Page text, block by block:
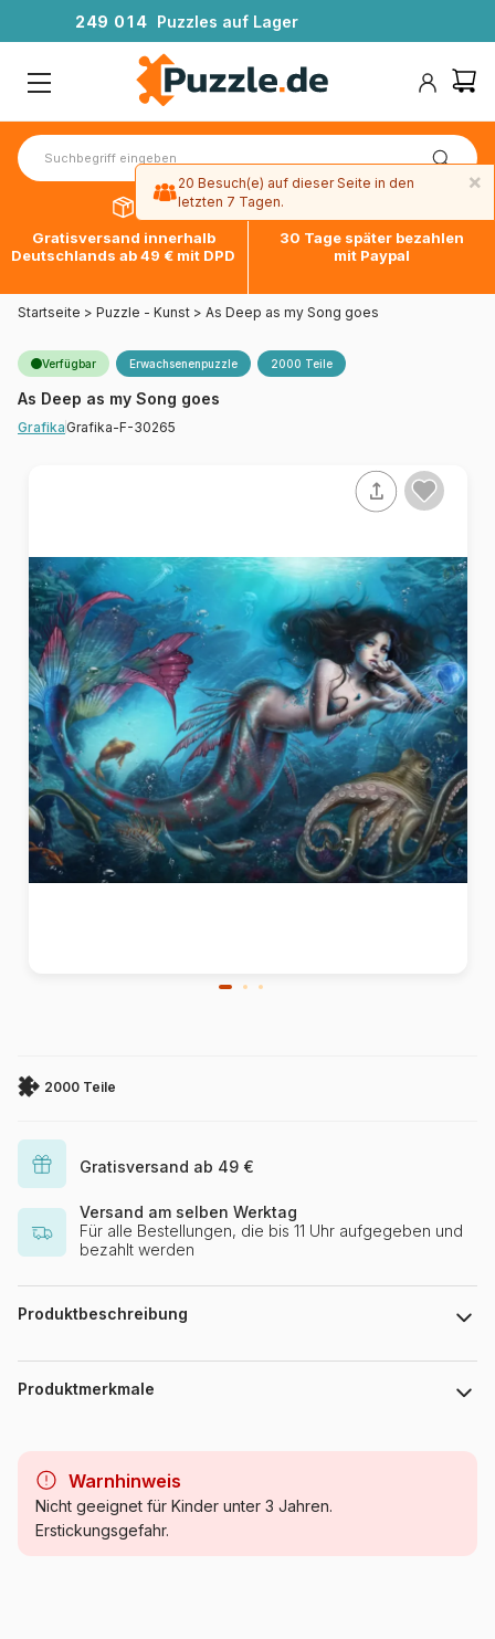
249 01 4 Puzzles auf Lager
Gratisversand innerhalb
Deutschlands ab 49 € mit DPD
30 Tage später bezahlen
mit Paypal
Startseite > Puzzle - Kunst > As Deep as my Song goes
Verfügbar Erwachsenenpuzzle 2000 Teile
As Deep as my Song goes
Grafika Grafika-F-30265
2000 Teile
Gratisversand ab 49 €
Versand am selben Werktag
Für alle Bestellungen, die bis 11 Uhr aufgegeben und
bezahlt werden
Produktbeschreibung
Cris Ortega. www.crisortega.com
Produktmerkmale
Kategorie Puzzle - Kunst
Warnhinweis
Nicht geeignet für Kinder unter 3 Jahren.
Erstickungsgefahr.
×
20 Besuch(e) auf dieser Seite in den
letzten 7 Tagen.